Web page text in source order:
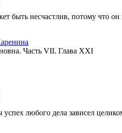
быть несчастлив, потому что он
Часть VII. Глава XXI
любого дела зависел